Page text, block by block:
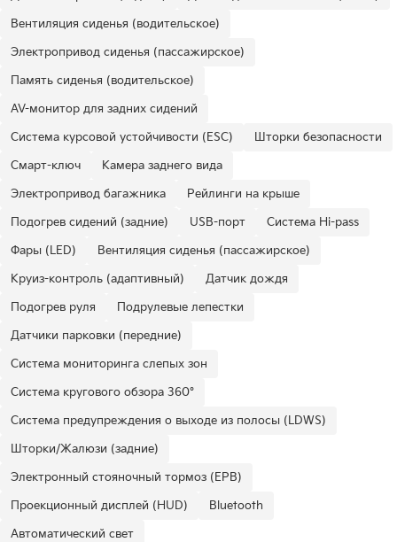
Вентиляция сиденья (водительское)
Электропривод сиденья (пассажирское)
Память сиденья (водительское)
AV-монитор для задних сидений
Система курсовой устойчивости (ESC)
Шторки безопасности
Смарт-ключ
Камера заднего вида
Электропривод багажника
Рейлинги на крыше
Подогрев сидений (задние)
USB-порт
Система Hi-pass
Фары (LED)
Вентиляция сиденья (пассажирское)
Круиз-контроль (адаптивный)
Датчик дождя
Подогрев руля
Подрулевые лепестки
Датчики парковки (передние)
Система мониторинга слепых зон
Система кругового обзора 360°
Система предупреждения о выходе из полосы (LDWS)
Шторки/Жалюзи (задние)
Электронный стояночный тормоз (EPB)
Проекционный дисплей (HUD)
Bluetooth
Автоматический свет